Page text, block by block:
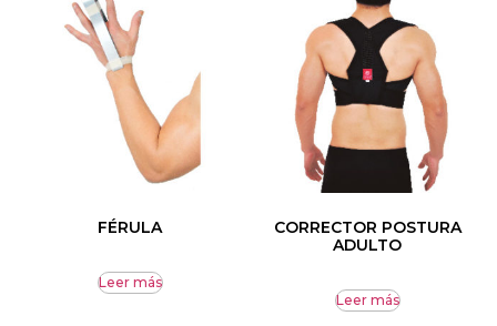
FÉRULA
Leer más
CORRECTOR POSTURA
ADULTO
Leer más